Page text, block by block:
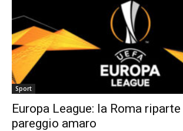
Sport
Europa League: la Roma
pareggio amaro